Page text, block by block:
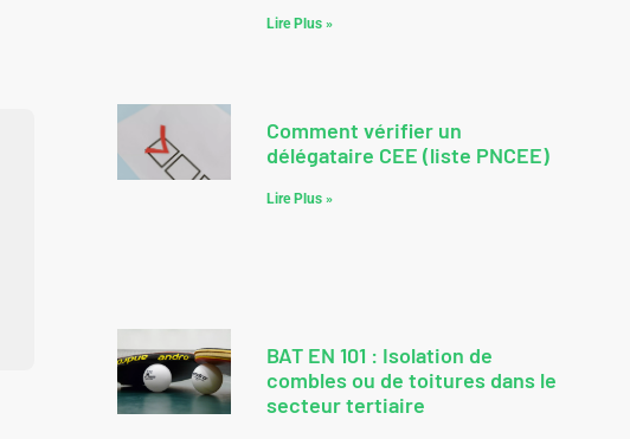
Lire Plus »
Comment vérifier un
délégataire CEE (liste PNCEE)
Lire Plus »
BAT EN 101 : Isolation de
combles ou de toitures dans le
secteur tertiaire